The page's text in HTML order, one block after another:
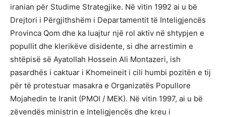
iranian për Studime Strategjike. Në vitin 1992 ai u bë
Drejtori i Përgjithshëm i Departamentit të Inteligjencës
Provinca Qom dhe ka luajtur një rol aktiv në shtypjen e
popullit dhe klerikëve disidente, si dhe arrestimin e
shtëpisë së Ayatollah Hossein Ali Montazeri, ish
pasardhës i caktuar i Khomeineit i cili humbi pozitën e tij
për të protestuar masakra e Organizatës Popullore
Mojahedin te Iranit (PMOI / MEK). Në vitin 1997, ai u bë
zëvendës ministrin e Inteligjencës dhe kreu i